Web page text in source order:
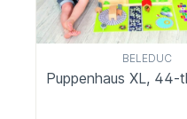
BELEDUC
Puppenhaus XL, 44-